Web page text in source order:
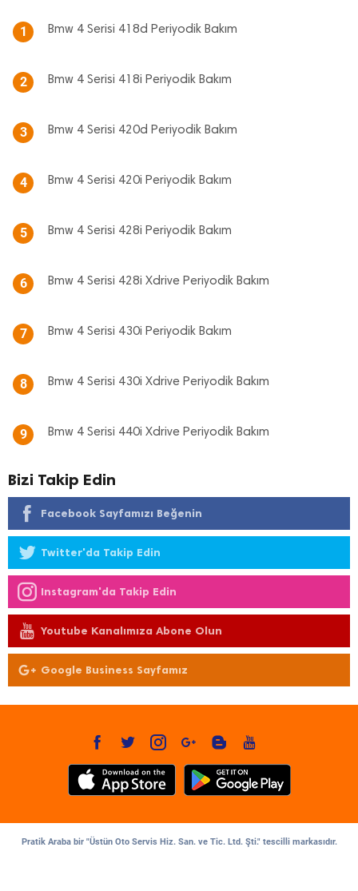
1 Bmw 4 Serisi 418d Periyodik Bakım
2 Bmw 4 Serisi 418i Periyodik Bakım
3 Bmw 4 Serisi 420d Periyodik Bakım
4 Bmw 4 Serisi 420i Periyodik Bakım
5 Bmw 4 Serisi 428i Periyodik Bakım
6 Bmw 4 Serisi 428i Xdrive Periyodik Bakım
7 Bmw 4 Serisi 430i Periyodik Bakım
8 Bmw 4 Serisi 430i Xdrive Periyodik Bakım
9 Bmw 4 Serisi 440i Xdrive Periyodik Bakım
Bizi Takip Edin
Facebook Sayfamızı Beğenin
Twitter'da Takip Edin
Instagram'da Takip Edin
Youtube Kanalımıza Abone Olun
Google Business Sayfamız
Pratik Araba bir "Üstün Oto Servis Hiz. San. ve Tic. Ltd. Şti." tescilli markasıdır.